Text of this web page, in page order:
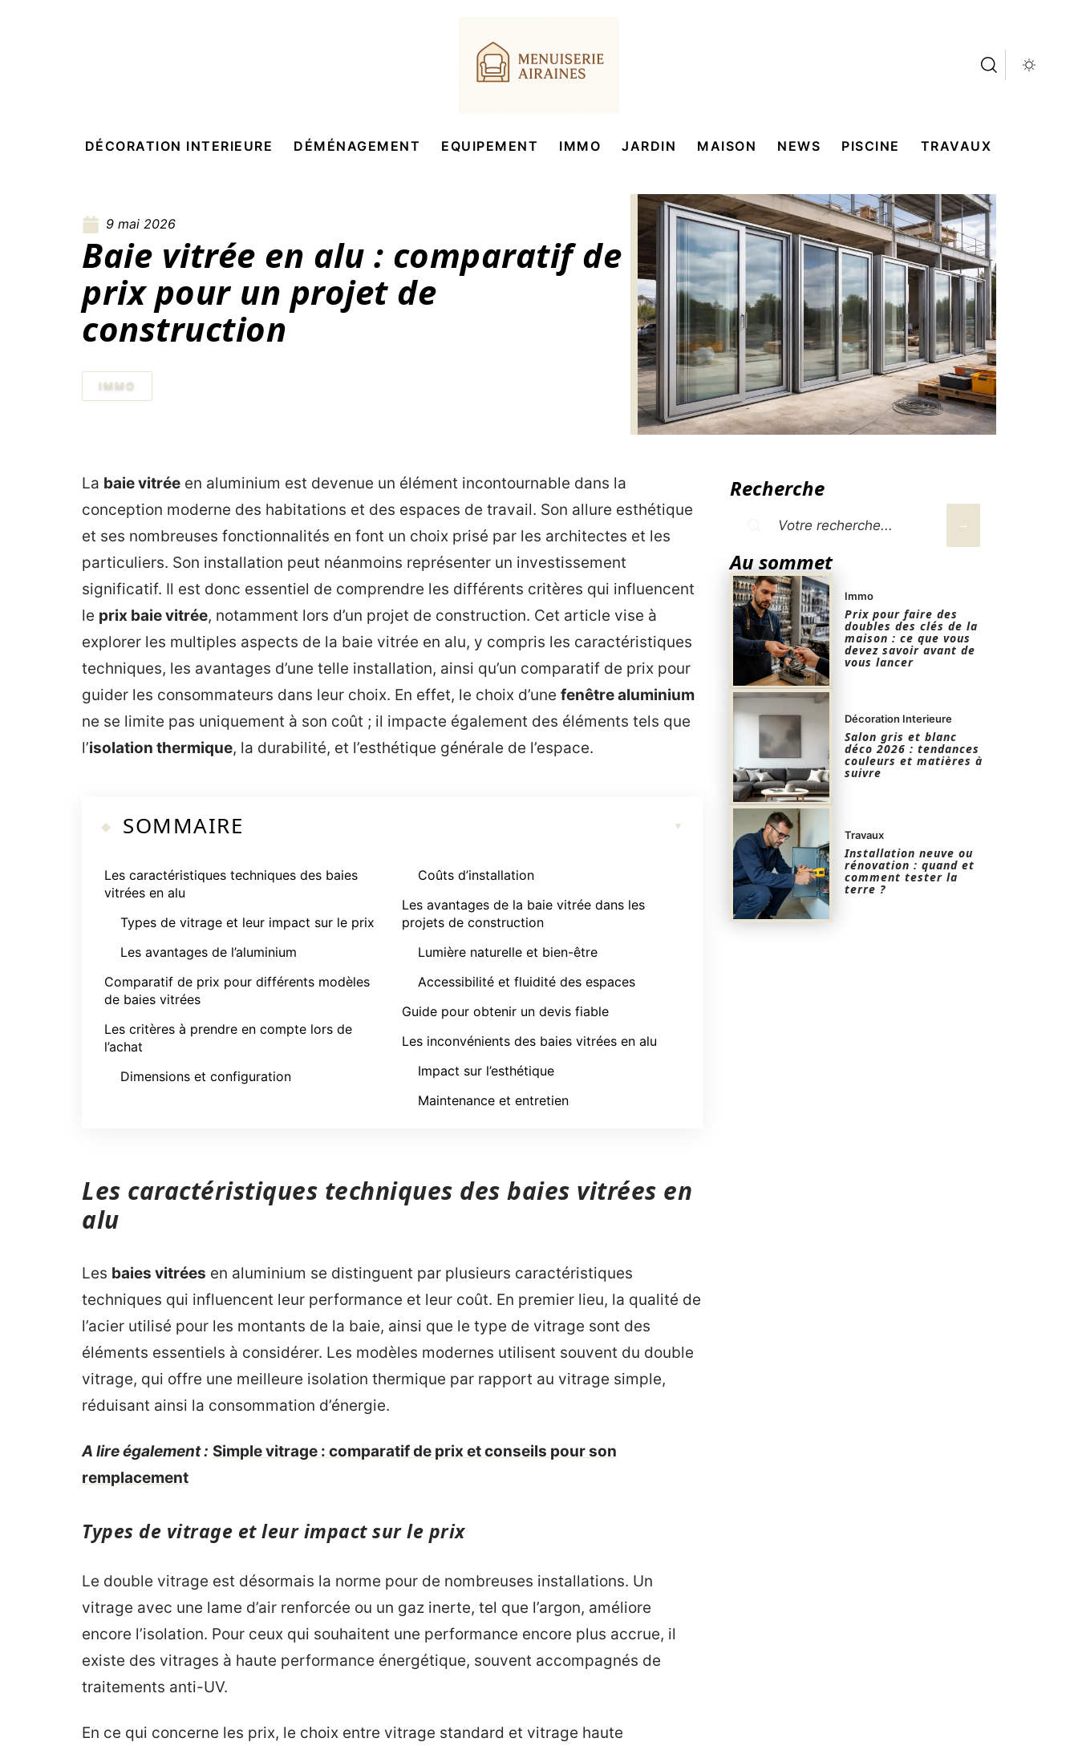
DÉCORATION INTERIEURE DÉMÉNAGEMENT EQUIPEMENT IMMO JARDIN MAISON NEWS PISCINE TRAVAUX
9 mai 2026
Baie vitrée en alu : comparatif de
prix pour un projet de
construction
IMMO
La baie vitrée en aluminium est devenue un élément incontournable dans la
conception moderne des habitations et des espaces de travail. Son allure esthétique
et ses nombreuses fonctionnalités en font un choix prisé par les architectes et les
particuliers. Son installation peut néanmoins représenter un investissement
significatif. Il est donc essentiel de comprendre les différents critères qui influencent
le prix baie vitrée, notamment lors d’un projet de construction. Cet article vise à
explorer les multiples aspects de la baie vitrée en alu, y compris les caractéristiques
techniques, les avantages d’une telle installation, ainsi qu’un comparatif de prix pour
guider les consommateurs dans leur choix. En effet, le choix d’une fenêtre aluminium
ne se limite pas uniquement à son coût ; il impacte également des éléments tels que
l’isolation thermique, la durabilité, et l’esthétique générale de l’espace.
SOMMAIRE
Les caractéristiques techniques des baies
vitrées en alu
Types de vitrage et leur impact sur le prix
Les avantages de l’aluminium
Comparatif de prix pour différents modèles
de baies vitrées
Les critères à prendre en compte lors de
l’achat
Dimensions et configuration
Coûts d’installation
Les avantages de la baie vitrée dans les
projets de construction
Lumière naturelle et bien-être
Accessibilité et fluidité des espaces
Guide pour obtenir un devis fiable
Les inconvénients des baies vitrées en alu
Impact sur l’esthétique
Maintenance et entretien
Les caractéristiques techniques des baies vitrées en
alu
Les baies vitrées en aluminium se distinguent par plusieurs caractéristiques
techniques qui influencent leur performance et leur coût. En premier lieu, la qualité de
l’acier utilisé pour les montants de la baie, ainsi que le type de vitrage sont des
éléments essentiels à considérer. Les modèles modernes utilisent souvent du double
vitrage, qui offre une meilleure isolation thermique par rapport au vitrage simple,
réduisant ainsi la consommation d’énergie.
A lire également : Simple vitrage : comparatif de prix et conseils pour son
remplacement
Types de vitrage et leur impact sur le prix
Le double vitrage est désormais la norme pour de nombreuses installations. Un
vitrage avec une lame d’air renforcée ou un gaz inerte, tel que l’argon, améliore
encore l’isolation. Pour ceux qui souhaitent une performance encore plus accrue, il
existe des vitrages à haute performance énergétique, souvent accompagnés de
traitements anti-UV.
En ce qui concerne les prix, le choix entre vitrage standard et vitrage haute
Recherche
Au sommet
Immo
Prix pour faire des
doubles des clés de la
maison : ce que vous
devez savoir avant de
vous lancer
Décoration Interieure
Salon gris et blanc
déco 2026 : tendances
couleurs et matières à
suivre
Travaux
Installation neuve ou
rénovation : quand et
comment tester la
terre ?